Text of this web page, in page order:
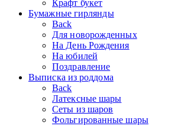
Крафт букет
Бумажные гирлянды
Back
Для новорожденных
На День Рождения
На юбилей
Поздравление
Выписка из роддома
Back
Латексные шары
Сеты из шаров
Фольгированные шары